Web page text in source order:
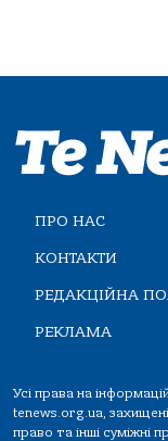
ПРО НАС
КОНТАКТИ
РЕДАКЦІЙНА
РЕКЛАМА
Усі права на
tenews.org.ua,
право та інші суміжні